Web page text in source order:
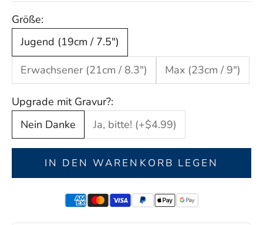
Größe:
Jugend (19cm / 7.5")
Erwachsener (21cm / 8.3")
Max (23cm / 9")
Upgrade mit Gravur?:
Nein Danke
Ja, bitte! (+$4.99)
IN DEN WARENKORB LEGEN